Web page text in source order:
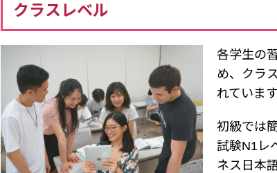
クラスレベル
各学生の
め、クラ
れています
初級では
試験N1レ
ネス日本